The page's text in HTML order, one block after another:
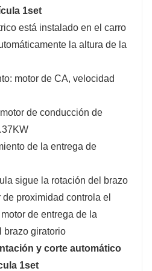
está instalado en el carro
la altura de la
motor de CA, velocidad
de conducción de
de la entrega de
sigue la rotación del brazo
proximidad controla el
de entrega de la
brazo giratorio
y corte automático
1set